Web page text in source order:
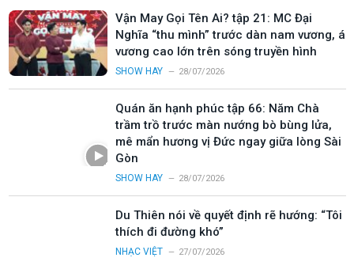
Vận May Gọi Tên Ai? tập 21: MC Đại
Nghĩa “thu mình” trước dàn nam vương, á
vương cao lớn trên sóng truyền hình
SHOW HAY 28/07/2026
Quán ăn hạnh phúc tập 66: Năm Chà
trầm trồ trước màn nướng bò bùng lửa,
mê mẩn hương vị Đức ngay giữa lòng Sài
Gòn
SHOW HAY 28/07/2026
Du Thiên nói về quyết định rẽ hướng: “Tôi
thích đi đường khó”
NHẠC VIỆT 27/07/2026